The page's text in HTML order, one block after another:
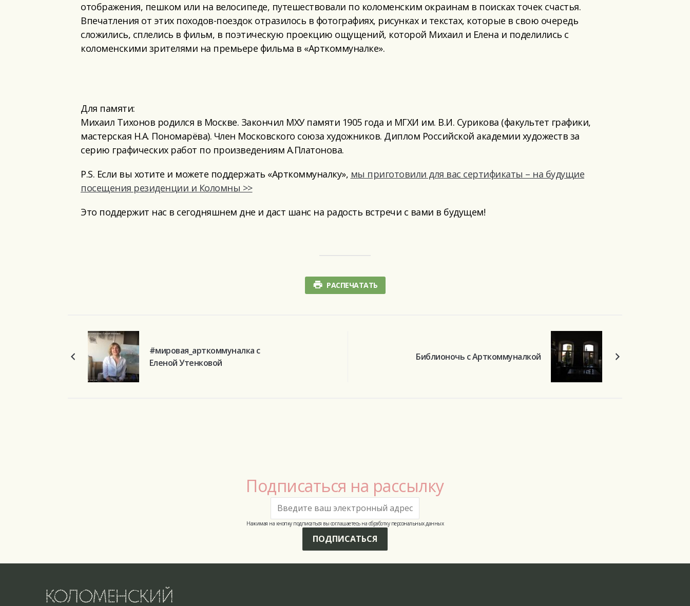
отображения, пешком или на велосипеде, путешествовали по коломенским окраинам в поисках точек счастья.
Впечатления от этих походов-поездок отразилось в фотографиях, рисунках и текстах, которые в свою очередь
сложились, сплелись в фильм, в поэтическую проекцию ощущений, которой Михаил и Елена и поделились с
коломенскими зрителями на премьере фильма в «Арткоммуналке».
Для памяти:
Михаил Тихонов родился в Москве. Закончил МХУ памяти 1905 года и МГХИ им. В.И. Сурикова (факультет графики,
мастерская Н.А. Пономарёва). Член Московского союза художников. Диплом Российской академии художеств за
серию графических работ по произведениям А.Платонова.
P.S. Если вы хотите и можете поддержать «Арткоммуналку», мы приготовили для вас сертификаты – на будущие
посещения резиденции и Коломны >>
Это поддержит нас в сегодняшнем дне и даст шанс на радость встречи с вами в будущем!
РАСПЕЧАТАТЬ
#мировая_арткоммуналка с
Еленой Утенковой
Библионочь с Арткоммуналкой
Подписаться на рассылку
Нажимая на кнопку подписаться вы соглашаетесь на обработку персональных данных
ПОДПИСАТЬСЯ